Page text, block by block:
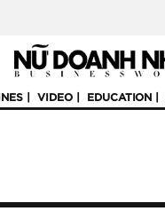
VIDEO EDUCATION